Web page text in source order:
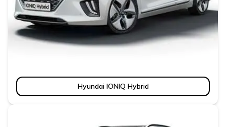
Hyundai IONIQ Hybrid